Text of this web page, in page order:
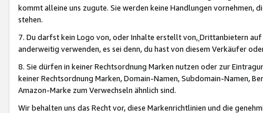
kommt alleine uns zugute. Sie werden keine Handlungen vornehmen,
stehen.
7. Du darfst kein Logo von, oder Inhalte erstellt von,Drittanbietern auf
anderweitig verwenden, es sei denn, du hast von diesem Verkäufer
8. Sie dürfen in keiner Rechtsordnung Marken nutzen oder zur
keiner Rechtsordnung Marken, Domain-Namen, Subdomain-Namen,
Amazon-Marke zum Verwechseln ähnlich sind.
Wir behalten uns das Recht vor, diese Markenrichtlinien und die